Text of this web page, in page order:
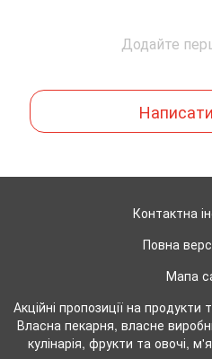
Додайте
Контактна
Повна
Мапа
Акційні пропозиції на
Власна пекарня, власне
кулінарія, фрукти та овочі,